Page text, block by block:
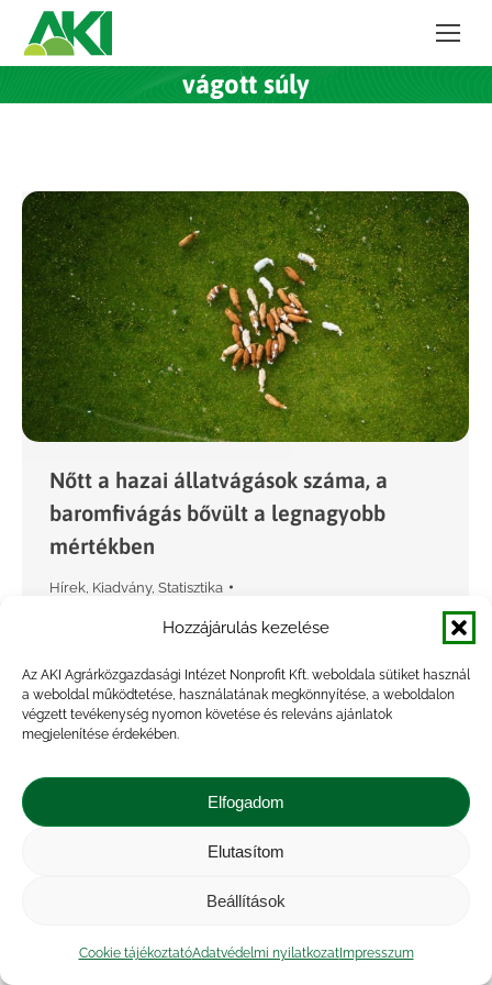
Hozzájárulás kezelése
Az AKI Agrárközgazdasági Intézet Nonprofit Kft. weboldala sütiket használ
a weboldal működtetése, használatának megkönnyítése, a weboldalon
végzett tevékenység nyomon követése és releváns ajánlatok
megjelenítése érdekében.
Elfogadom
Elutasítom
Beállítások
Cookie tájékoztatóAdatvédelmi nyilatkozatImpresszum
vágott súly
Nőtt a hazai állatvágások száma, a
baromfivágás bővült a legnagyobb
mértékben
Hírek Kiadvány, Statisztika
sertést vágtak le 2026 első negyedévében, 4,4
százalékkal többet (+54 ezer darab), mint 2025.
január–márciusban. A levágott állatok élősúlya
összesen 152,4 ezer tonna,…